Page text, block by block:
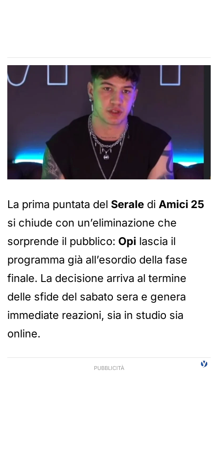
La prima puntata del Serale di Amici 25
si chiude con un’eliminazione che
sorprende il pubblico: Opi lascia il
programma già all’esordio della fase
finale. La decisione arriva al termine
delle sfide del sabato sera e genera
immediate reazioni, sia in studio sia
online.